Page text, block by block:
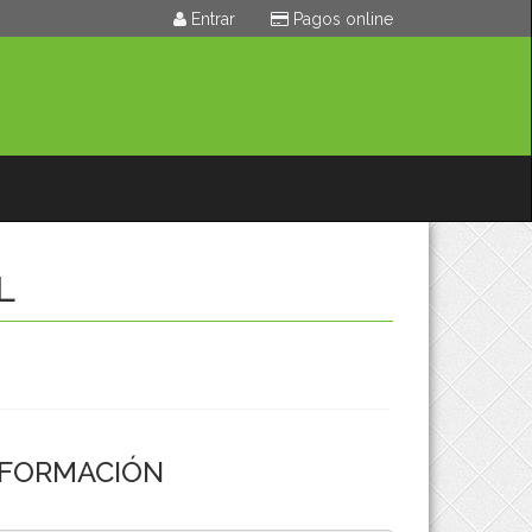
Entrar Pagos online